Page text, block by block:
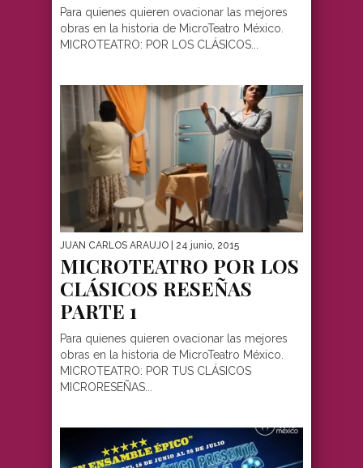
Para quienes quieren ovacionar las mejores
obras en la historia de MicroTeatro México.
MICROTEATRO: POR LOS CLÁSICOS...
JUAN CARLOS ARAUJO | 24 junio, 2015
MICROTEATRO POR LOS
CLÁSICOS RESEÑAS
PARTE 1
Para quienes quieren ovacionar las mejores
obras en la historia de MicroTeatro México.
MICROTEATRO: POR TUS CLÁSICOS
MICRORESEÑAS...